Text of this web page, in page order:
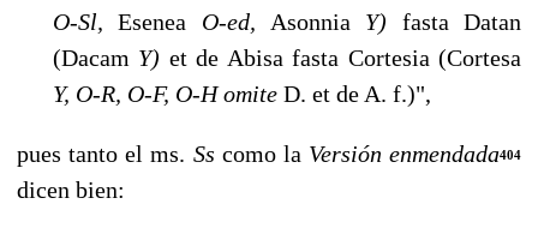
O-Sl,Esenea O-ed, Asonnia Y) fasta Datan
(Dacam Y) et de Abisa fasta Cortesia (Cortesa
Y, O-R, O-F, O-H omite D. et de A. f.)",
pues tanto el ms. Ss como la Versión enmendada404
dicen bien: